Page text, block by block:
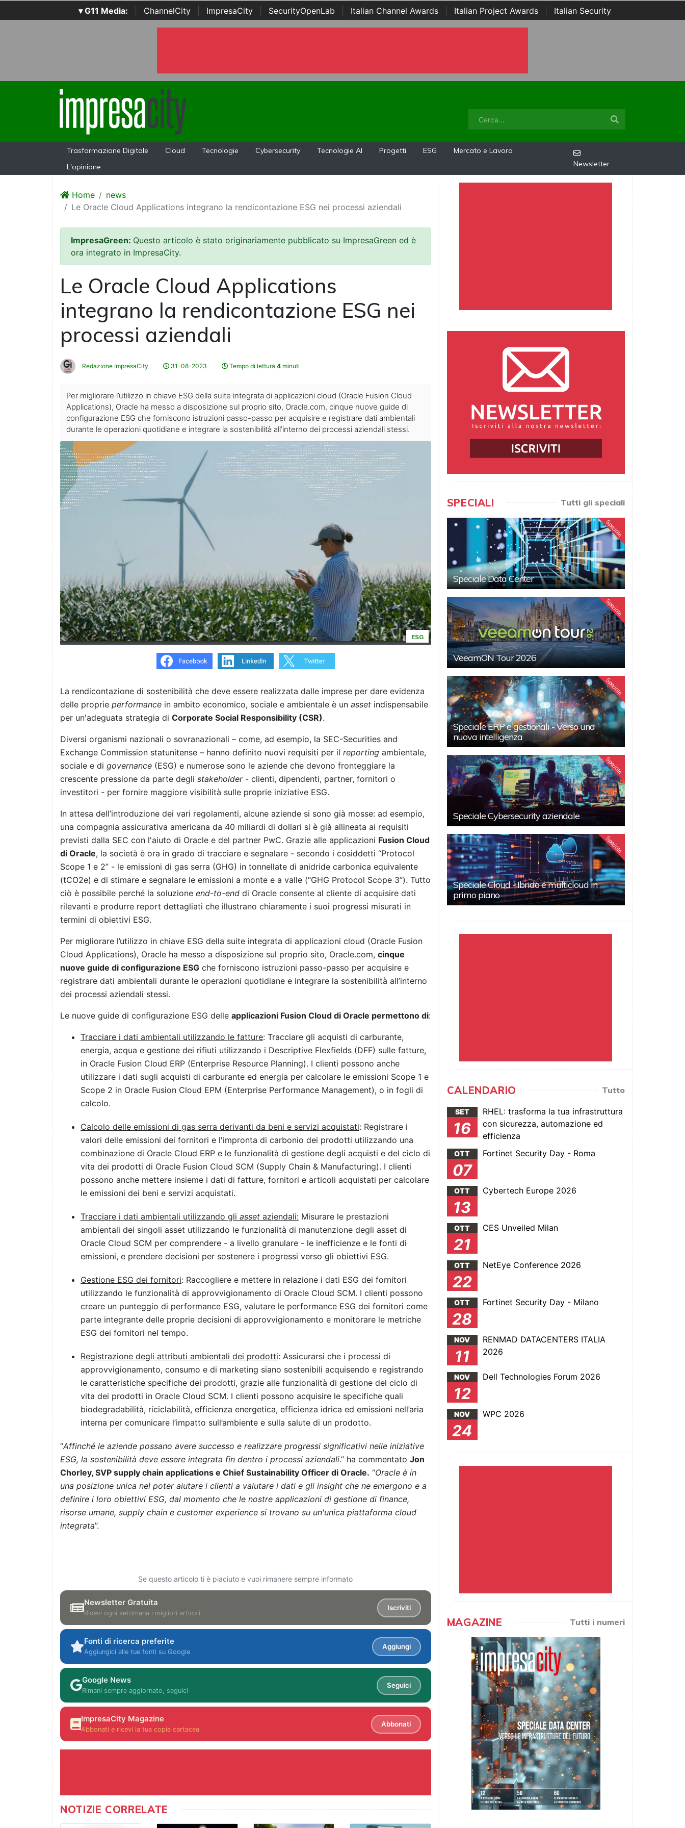
▾ G11 Media: ChannelCity ImpresaCity SecurityOpenLab Italian Channel Awards Italian Project Awards
Italian Security
Awards | ...
Trasformazione Digitale Cloud Tecnologie Cybersecurity Tecnologie AI Progetti ESG
Mercato e Lavoro
L'opinione
Newsletter
Home
news
Le Oracle Cloud Applications integrano la rendicontazione ESG nei processi aziendali
ImpresaGreen: Questo articolo è stato originariamente pubblicato su ImpresaGreen ed è
ora integrato in ImpresaCity.
Le Oracle Cloud Applications
integrano la rendicontazione ESG nei
processi aziendali
Redazione ImpresaCity 31-08-2023 Tempo di lettura 4 minuti
Per migliorare l’utilizzo in chiave ESG della suite integrata di applicazioni cloud (Oracle Fusion Cloud
Applications), Oracle ha messo a disposizione sul proprio sito, Oracle.com, cinque nuove guide di
configurazione ESG che forniscono istruzioni passo-passo per acquisire e registrare dati ambientali
durante le operazioni quotidiane e integrare la sostenibilità all’interno dei processi aziendali stessi.
ESG
La rendicontazione di sostenibilità che deve essere realizzata dalle imprese per dare evidenza
delle proprie performance in ambito economico, sociale e ambientale è un asset indispensabile
per un'adeguata strategia di Corporate Social Responsibility (CSR).
Diversi organismi nazionali o sovranazionali – come, ad esempio, la SEC-Securities and
Exchange Commission statunitense – hanno definito nuovi requisiti per il reporting ambientale,
sociale e di governance (ESG) e numerose sono le aziende che devono fronteggiare la
crescente pressione da parte degli stakeholder- clienti, dipendenti, partner, fornitori o
investitori - per fornire maggiore visibilità sulle proprie iniziative ESG.
In attesa dell’introduzione dei vari regolamenti, alcune aziende si sono già mosse: ad esempio,
una compagnia assicurativa americana da 40 miliardi di dollari si è già allineata ai requisiti
previsti dalla SEC con l'aiuto di Oracle e del partner PwC. Grazie alle applicazioni Fusion Cloud
di Oracle, la società è ora in grado di tracciare e segnalare - secondo i cosiddetti “Protocol
Scope 1 e 2” - le emissioni di gas serra (GHG) in tonnellate di anidride carbonica equivalente
(tCO2e) e di stimare e segnalare le emissioni a monte e a valle (“GHG Protocol Scope 3”). Tutto
ciò è possibile perché la soluzione end-to-end di Oracle consente al cliente di acquisire dati
rilevanti e produrre report dettagliati che illustrano chiaramente i suoi progressi misurati in
termini di obiettivi ESG.
Per migliorare l’utilizzo in chiave ESG della suite integrata di applicazioni cloud (Oracle Fusion
Cloud Applications), Oracle ha messo a disposizione sul proprio sito, Oracle.com, cinque
nuove guide di configurazione ESG che forniscono istruzioni passo-passo per acquisire e
registrare dati ambientali durante le operazioni quotidiane e integrare la sostenibilità all’interno
dei processi aziendali stessi.
Le nuove guide di configurazione ESG delle applicazioni Fusion Cloud di Oracle permettono di:
Tracciare i dati ambientali utilizzando le fatture: Tracciare gli acquisti di carburante,
energia, acqua e gestione dei rifiuti utilizzando i Descriptive Flexfields (DFF) sulle fatture,
in Oracle Fusion Cloud ERP (Enterprise Resource Planning). I clienti possono anche
utilizzare i dati sugli acquisti di carburante ed energia per calcolare le emissioni Scope 1 e
Scope 2 in Oracle Fusion Cloud EPM (Enterprise Performance Management), o in fogli di
calcolo.
Calcolo delle emissioni di gas serra derivanti da beni e servizi acquistati: Registrare i
valori delle emissioni dei fornitori e l'impronta di carbonio dei prodotti utilizzando una
combinazione di Oracle Cloud ERP e le funzionalità di gestione degli acquisti e del ciclo di
vita dei prodotti di Oracle Fusion Cloud SCM (Supply Chain & Manufacturing). I clienti
possono anche mettere insieme i dati di fatture, fornitori e articoli acquistati per calcolare
le emissioni dei beni e servizi acquistati.
Tracciare i dati ambientali utilizzando gli asset aziendali: Misurare le prestazioni
ambientali dei singoli asset utilizzando le funzionalità di manutenzione degli asset di
Oracle Cloud SCM per comprendere - a livello granulare - le inefficienze e le fonti di
emissioni, e prendere decisioni per sostenere i progressi verso gli obiettivi ESG.
Gestione ESG dei fornitori: Raccogliere e mettere in relazione i dati ESG dei fornitori
utilizzando le funzionalità di approvvigionamento di Oracle Cloud SCM. I clienti possono
creare un punteggio di performance ESG, valutare le performance ESG dei fornitori come
parte integrante delle proprie decisioni di approvvigionamento e monitorare le metriche
ESG dei fornitori nel tempo.
Registrazione degli attributi ambientali dei prodotti: Assicurarsi che i processi di
approvvigionamento, consumo e di marketing siano sostenibili acquisendo e registrando
le caratteristiche specifiche dei prodotti, grazie alle funzionalità di gestione del ciclo di
vita dei prodotti in Oracle Cloud SCM. I clienti possono acquisire le specifiche quali
biodegradabilità, riciclabilità, efficienza energetica, efficienza idrica ed emissioni nell’aria
interna per comunicare l’impatto sull’ambiente e sulla salute di un prodotto.
“Affinché le aziende possano avere successo e realizzare progressi significativi nelle iniziative
ESG, la sostenibilità deve essere integrata fin dentro i processi aziendali.” ha commentato Jon
Chorley, SVP supply chain applications e Chief Sustainability Officer di Oracle. “Oracle è in
una posizione unica nel poter aiutare i clienti a valutare i dati e gli insight che ne emergono e a
definire i loro obiettivi ESG, dal momento che le nostre applicazioni di gestione di finance,
risorse umane, supply chain e customer experience si trovano su un'unica piattaforma cloud
integrata”.
Se questo articolo ti è piaciuto e vuoi rimanere sempre informato
Newsletter Gratuita
Ricevi ogni settimana i migliori articoli
Iscriviti
Fonti di ricerca preferite
Aggiungici alle tue fonti su Google
Aggiungi
Google News
Rimani sempre aggiornato, seguici
Seguici
ImpresaCity Magazine
Abbonati e ricevi la tua copia cartacea
Abbonati
NOTIZIE CORRELATE
SPECIALI Tutti gli speciali
Speciale
Speciale Data Center
Speciale
VeeamON Tour 2026
Speciale
Speciale ERP e gestionali - Verso una
nuova intelligenza
Speciale
Speciale Cybersecurity aziendale
Speciale
Speciale Cloud - Ibrido e multicloud in
primo piano
CALENDARIO Tutto
SET
16
RHEL: trasforma la tua infrastruttura
con sicurezza, automazione ed
efficienza
OTT
07
Fortinet Security Day - Roma
OTT
13
Cybertech Europe 2026
OTT
21
CES Unveiled Milan
OTT
22
NetEye Conference 2026
OTT
28
Fortinet Security Day - Milano
NOV
11
RENMAD DATACENTERS ITALIA
2026
NOV
12
Dell Technologies Forum 2026
NOV
24
WPC 2026
MAGAZINE Tutti i numeri